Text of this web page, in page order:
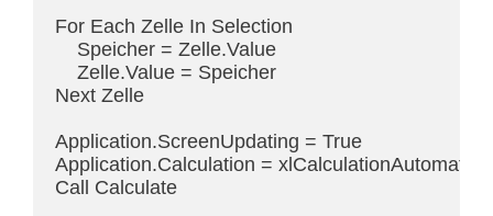
For Each Zelle In Selection
    Speicher = Zelle.Value
    Zelle.Value = Speicher
Next Zelle
Application.ScreenUpdating = True
Application.Calculation = xlCalculationAutomatic
Call Calculate